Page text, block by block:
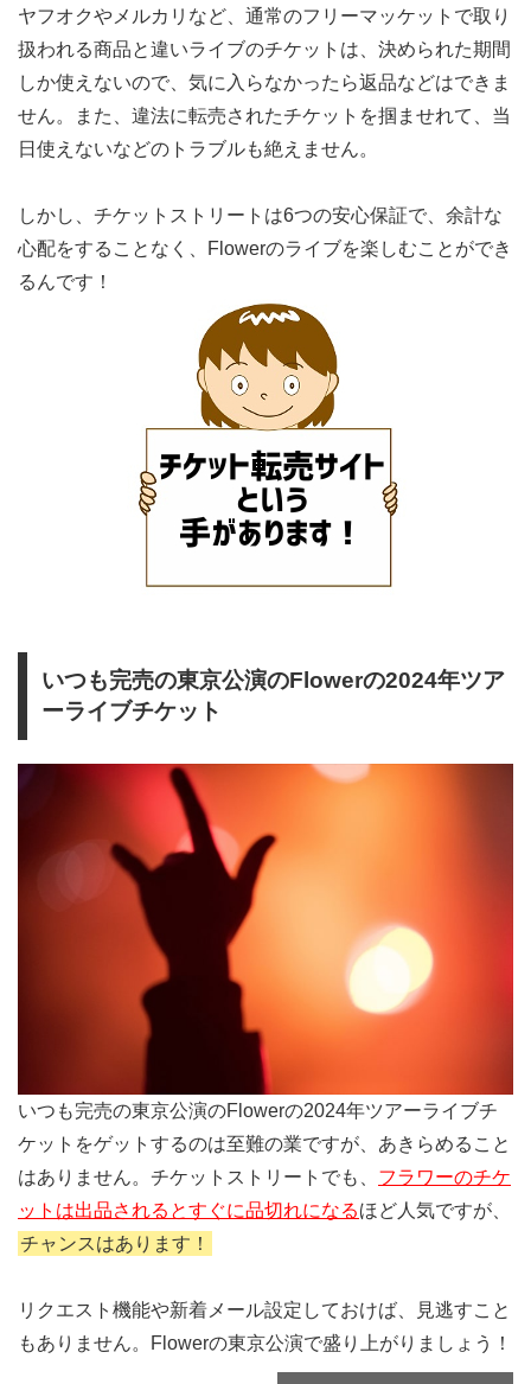
ヤフオクやメルカリなど、通常のフリーマッケットで取り
扱われる商品と違いライブのチケットは、決められた期間
しか使えないので、気に入らなかったら返品などはできま
せん。また、違法に転売されたチケットを掴ませれて、当
日使えないなどのトラブルも絶えません。
しかし、チケットストリートは6つの安心保証で、余計な
心配をすることなく、Flowerのライブを楽しむことができ
るんです！
いつも完売の東京公演のFlowerの2024年ツア
ーライブチケット
いつも完売の東京公演のFlowerの2024年ツアーライブチ
ケットをゲットするのは至難の業ですが、あきらめること
はありません。チケットストリートでも、 フラワーのチケ
ットは出品されるとすぐに品切れになるほど人気ですが、
チャンスはあります！
リクエスト機能や新着メール設定しておけば、見逃すこと
もありません。Flowerの東京公演で盛り上がりましょう！